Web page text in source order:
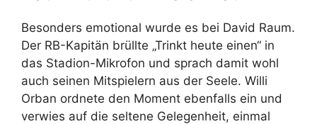
Besonders emotional wurde es bei David Raum.
Der RB-Kapitän brüllte „Trinkt heute einen“ in
das Stadion-Mikrofon und sprach damit wohl
auch seinen Mitspielern aus der Seele. Willi
Orban ordnete den Moment ebenfalls ein und
verwies auf die seltene Gelegenheit, einmal